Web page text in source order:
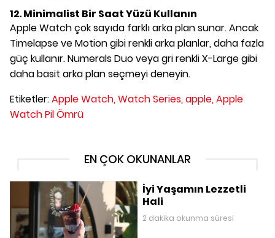
12. Minimalist Bir Saat Yüzü Kullanın
Apple Watch çok sayıda farklı arka plan sunar. Ancak
Timelapse ve Motion gibi renkli arka planlar, daha fazla
güç kullanır. Numerals Duo veya gri renkli X-Large gibi
daha basit arka plan seçmeyi deneyin.
Etiketler:Apple Watch,Watch Series,apple,Apple
Watch Pil Ömrü
EN ÇOK OKUNANLAR
İyi Yaşamın Lezzetli
Hali
2 dakika okunma süresi